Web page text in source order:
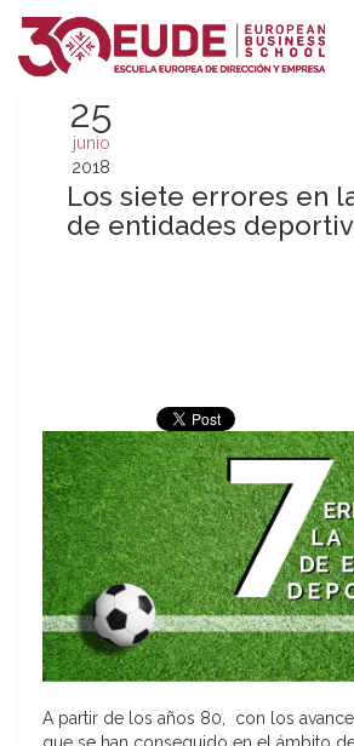
25
junio
2018
Los siete errores en
de entidades
A partir de los años 80, con los